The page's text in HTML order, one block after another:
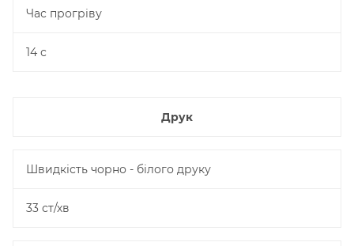
Час прогріву
14 с
Друк
Швидкість чорно - білого друку
33 ст/хв